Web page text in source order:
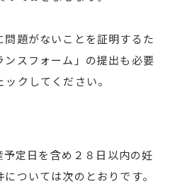
題がないことを証明するた
スフォーム」の提出も必要
クしてください。
定日を含め２８日以内の妊
ついては次のとおりです。